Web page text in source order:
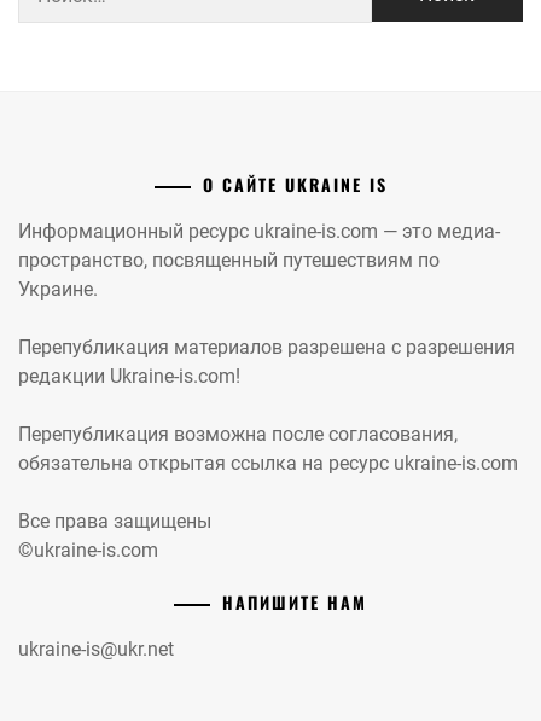
О САЙТЕ UKRAINE IS
Информационный ресурс ukraine-is.com — это медиа-
пространство, посвященный путешествиям по
Украине.
Перепубликация материалов разрешена с разрешения
редакции Ukraine-is.com!
Перепубликация возможна после согласования,
обязательна открытая ссылка на ресурс ukraine-is.com
Все права защищены
©ukraine-is.com
НАПИШИТЕ НАМ
ukraine-is@ukr.net